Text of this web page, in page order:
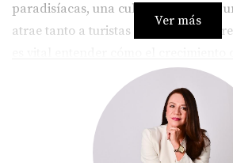
paradisíacas, una cultura vibrante y
atrae tanto a turistas como a
ser una oportunidad dorada para
invertir en bienes raíces. A través de
inspiradoras y consejos prácticos,
en tu camino hacia una inversión
Ver más